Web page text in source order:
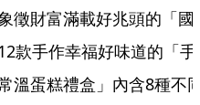
徵財富滿載好兆頭的「國
款手作幸福好味道的「手
溫蛋糕禮盒」內含8種不